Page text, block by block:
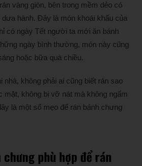
vàng giòn, bên trong mềm dẻo có
hành. Đây là món khoái khẩu của
có ngày Tết người ta mới ăn bánh
ngày bình thường, món này cũng
hoặc bữa quà chiều.
nhà, không phải ai cũng biết rán sao
mặt, không bị vỡ nát mà không ngấm
là một số mẹo để rán bánh chưng
chưng phù hợp để rán